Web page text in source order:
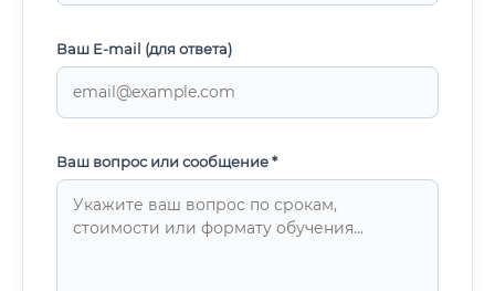
Ваш E-mail (для ответа)
Ваш вопрос или сообщение *